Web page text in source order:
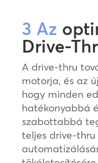
3 Az
Drive-
A drive-thru
motorja, és az
hogy minden
hatékonyabbá
szabottabbá
teljes drive-